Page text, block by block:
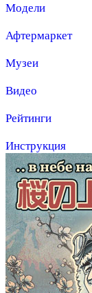
Модели
Афтермаркет
Музеи
Видео
Рейтинги
Инструкция